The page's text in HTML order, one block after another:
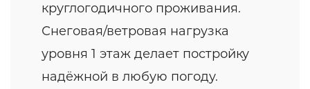
круглогодичного проживания.
Снеговая/ветровая нагрузка
уровня 1 этаж делает постройку
надёжной в любую погоду.